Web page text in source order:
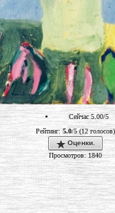
Сейчас 5.00/5
Рейтинг: 5.0/5 (12 голосов)
Оценки.
Просмотров: 1840